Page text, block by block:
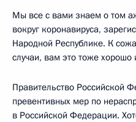
Мы все с вами знаем о том
вокруг коронавируса,
Народной Республике. К
случаи, вам это тоже хорошо
Правительство Российской
превентивных мер по
в Российской Федерации.